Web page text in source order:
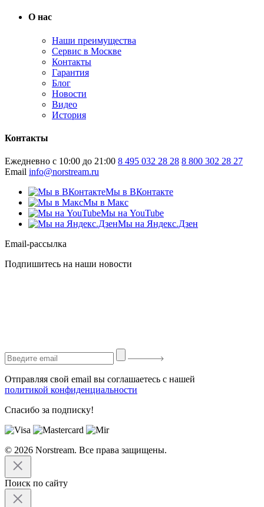
О нас
Наши преимущества
Сервис в Москве
Контакты
Гарантия
Блог
Новости
Видео
История
Контакты
Ежедневно с 10:00 до 21:00 8 495 032 28 28 8 800 302 28 27
Email info@norstream.ru
Мы в ВКонтакте
Мы в Макс
Мы на YouTube
Мы на Яндекс.Дзен
Email-рассылка
Подпишитесь на наши новости
Отправляя свой email вы соглашаетесь с нашей
политикой конфиденциальности
Спасибо за подписку!
© 2026 Norstream. Все права защищены.
Поиск по сайту